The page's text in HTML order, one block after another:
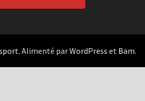
. Alimenté parWordPress et Bam.